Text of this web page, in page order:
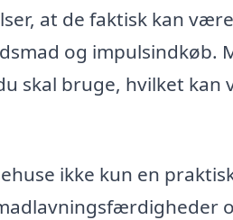
at de faktisk kan
og impulsindkøb.
skal bruge, hvilket kan
ikke kun en